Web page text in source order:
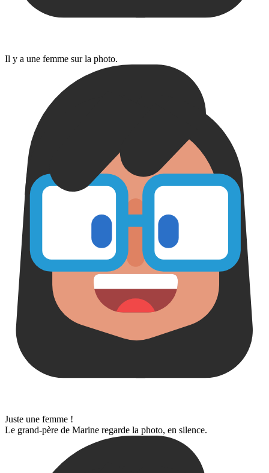
Il y a une femme sur la photo.
Juste une femme !
Le grand-père de Marine regarde la photo, en silence.